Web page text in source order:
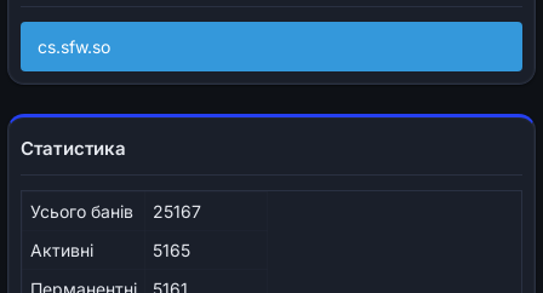
cs.sfw.so
Статистика
Усього банів
25167
Активні
5165
Перманентні
5161